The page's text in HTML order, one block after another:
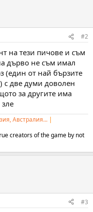
#2
на тези пичове и съм
дърво не съм имал
(един от най бързите
с две думи доволен
за другите има
Австралия... |
creators of the game by not
#3